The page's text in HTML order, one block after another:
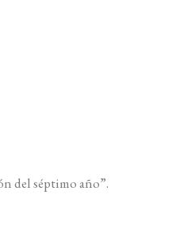
del séptimo año”.